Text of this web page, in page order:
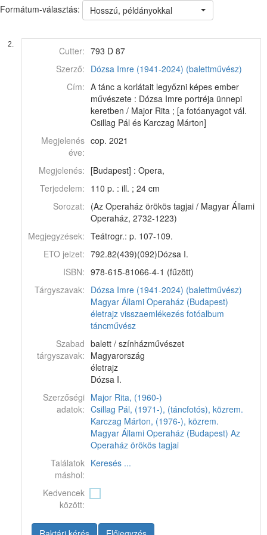
Formátum-választás: Hosszú, példányokkal
2.
Cutter: 793 D 87
Szerző: Dózsa Imre (1941-2024) (balettművész)
Cím: A tánc a korlátait legyőzni képes ember
művészete : Dózsa Imre portréja ünnepi
keretben / Major Rita ; [a fotóanyagot vál.
Csillag Pál és Karczag Márton]
Megjelenés
éve:
cop. 2021
Megjelenés: [Budapest] : Opera,
Terjedelem: 110 p. : ill. ; 24 cm
Sorozat: (Az Operaház örökös tagjai / Magyar Állami
Operaház, 2732-1223)
Megjegyzések: Teátrogr.: p. 107-109.
ETO jelzet: 792.82(439)(092)Dózsa I.
ISBN: 978-615-81066-4-1 (fűzött)
Tárgyszavak: Dózsa Imre (1941-2024) (balettművész)
Magyar Állami Operaház (Budapest)
életrajz visszaemlékezés fotóalbum
táncművész
Szabad
tárgyszavak:
balett / színházművészet
Magyarország
életrajz
Dózsa I.
Szerzőségi
adatok:
Major Rita, (1960-)
Csillag Pál, (1971-), (táncfotós), közrem.
Karczag Márton, (1976-), közrem.
Magyar Állami Operaház (Budapest) Az
Operaház örökös tagjai
Találatok
máshol:
Keresés ...
Kedvencek
között: